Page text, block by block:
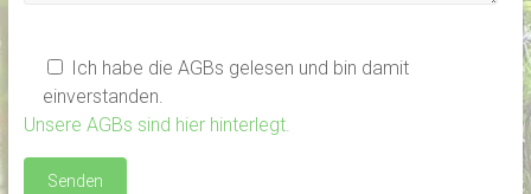
Ich habe die AGBs gelesen und bin damit
einverstanden.
Unsere AGBs sind hier hinterlegt.